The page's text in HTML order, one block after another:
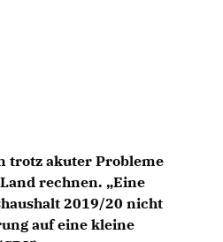
trotz akuter Probleme
rechnen. „Eine
2019/20 nicht
auf eine kleine